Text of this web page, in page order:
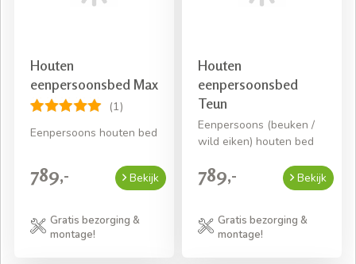
Houten
eenpersoonsbed Max
(1)
Eenpersoons houten bed
789,- Bekijk
Gratis bezorging &
montage!
Houten
eenpersoonsbed
Teun
Eenpersoons (beuken /
wild eiken) houten bed
789,- Bekijk
Gratis bezorging &
montage!